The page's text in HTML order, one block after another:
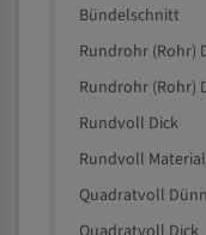
Bündelschnitt
Rundrohr (Rohr)
Rundrohr (Rohr)
Rundvoll Dick
Rundvoll
Quadratvoll Dünn